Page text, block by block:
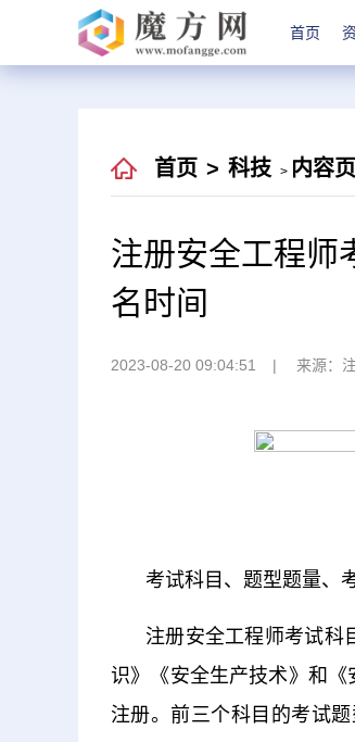
首页
首页 > 科技 > 内容页
注册安全工程师
名时间
2023-08-20 09:04:51 来源：
考试科目、题型题量、
注册安全工程师考试科
识》《安全生产技术》和《
注册。前三个科目的考试